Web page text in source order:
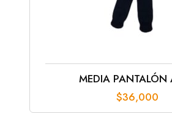
MEDIA PANTALÓN
$36,000